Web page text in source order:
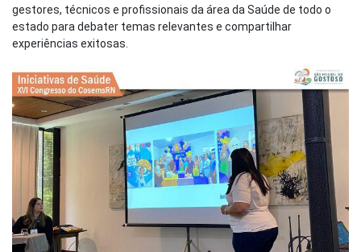
gestores, técnicos e profissionais da área da Saúde de todo o
estado para debater temas relevantes e compartilhar
experiências exitosas.